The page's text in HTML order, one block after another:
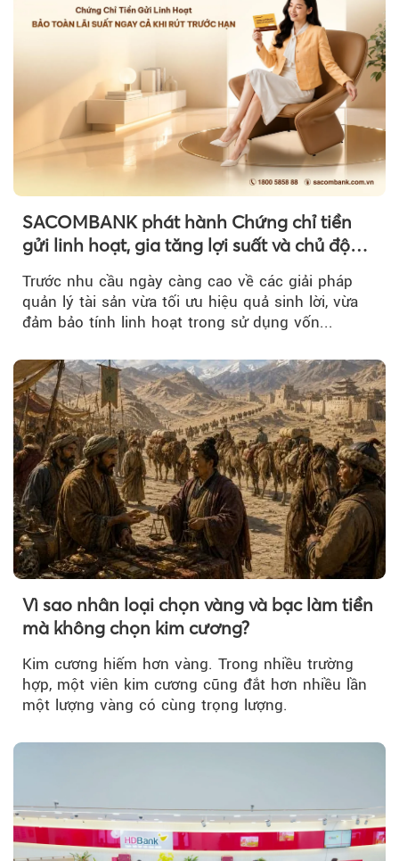
SACOMBANK phát hành Chứng chỉ tiền
gửi linh hoạt, gia tăng lợi suất và chủ động
nguồn vốn cho khách hàng
Trước nhu cầu ngày càng cao về các giải pháp
quản lý tài sản vừa tối ưu hiệu quả sinh lời, vừa
đảm bảo tính linh hoạt trong sử dụng vốn...
Vì sao nhân loại chọn vàng và bạc làm tiền
mà không chọn kim cương?
Kim cương hiếm hơn vàng. Trong nhiều trường
hợp, một viên kim cương cũng đắt hơn nhiều lần
một lượng vàng có cùng trọng lượng.